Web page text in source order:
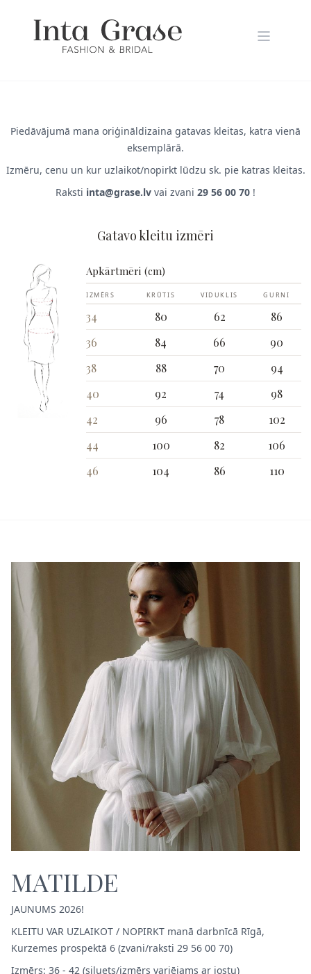
Piedāvājumā mana oriģināldizaina gatavas kleitas, katra vienā
eksemplārā.
Izmēru, cenu un kur uzlaikot/nopirkt lūdzu sk. pie katras kleitas.
Raksti inta@grase.lv vai zvani 29 56 00 70 !
Gatavo kleitu izmēri
Apkārtmēri (cm)
IZMĒRS KRŪTIS VIDUKLIS GURNI
34 80 62
86
36
84 66
90
38
88 70
94
40
92 74
98
42
96 78
102
44
100 82
106
46
104 86 110
MATILDE
JAUNUMS 2026!
KLEITU VAR UZLAIKOT / NOPIRKT manā darbnīcā Rīgā,
Kurzemes prospektā 6 (zvani/raksti 29 56 00 70)
Izmērs: 36 - 42 (siluets/izmērs variējams ar jostu)